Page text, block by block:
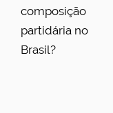
composição
partidária no
Brasil?